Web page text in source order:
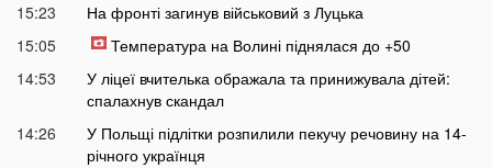
15:23
На фронті загинув військовий з Луцька
15:05
Температура на Волині піднялася до +50
14:53
У ліцеї вчителька ображала та принижувала дітей:
спалахнув скандал
14:26
У Польщі підлітки розпилили пекучу речовину на 14-
річного українця